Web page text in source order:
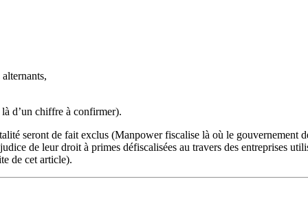
d’un chiffre à confirmer).
seront de fait exclus (Manpower fiscalise là où le gouvernement
de leur droit à primes défiscalisées au travers des entreprises
de cet article).